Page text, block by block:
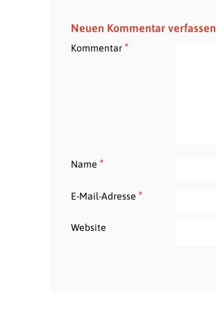
Neuen Kommentar verfassen
Kommentar*
Name *
E-Mail-Adresse *
Website